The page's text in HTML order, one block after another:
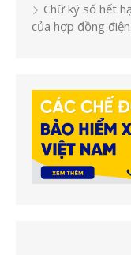
Chữ ký số hết
của hợp đồng